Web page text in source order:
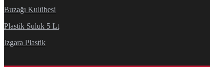
Buzağı Kulübesi
Plastik Suluk 5 Lt
Izgara Plastik